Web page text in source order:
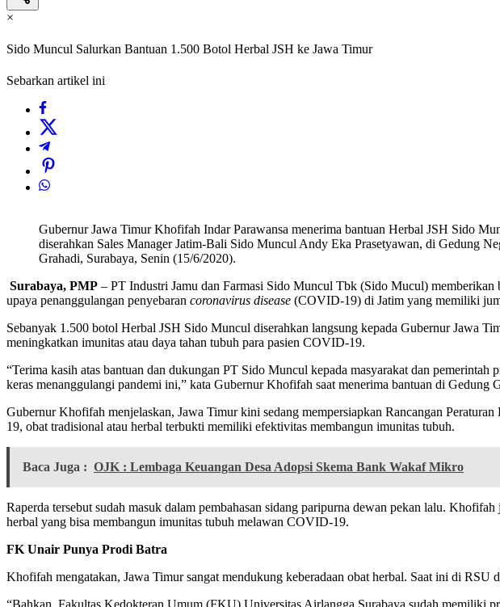
×
Sido Muncul Salurkan Bantuan 1.500 Botol Herbal JSH ke Jawa Timur
Sebarkan artikel ini
Gubernur Jawa Timur Khofifah Indar Parawansa menerima bantuan Herbal JSH Sido
diserahkan Sales Manager Jatim-Bali Sido Muncul Andy Eka Prasetyawan, di Gedung
Grahadi, Surabaya, Senin (15/6/2020).
Surabaya, PMP – PT Industri Jamu dan Farmasi Sido Muncul Tbk (Sido Mucul) memberikan
upaya penanggulangan penyebaran coronavirus disease (COVID-19) di Jatim yang memiliki
Sebanyak 1.500 botol Herbal JSH Sido Muncul diserahkan langsung kepada Gubernur Jawa
meningkatkan imunitas atau daya tahan tubuh para pasien COVID-19.
“Terima kasih atas bantuan dan dukungan PT Sido Muncul kepada masyarakat dan
keras menanggulangi pandemi ini,” kata Gubernur Khofifah saat menerima bantuan di Gedung
Gubernur Khofifah menjelaskan, Jawa Timur kini sedang mempersiapkan Rancangan
19, obat tradisional atau herbal terbukti memiliki efektivitas membangun imunitas tubuh.
Baca Juga : OJK : Lembaga Keuangan Desa Adopsi Skema Bank Wakaf Mikro
Raperda tersebut sudah masuk dalam pembahasan sidang paripurna dewan pekan lalu.
herbal yang bisa membangun imunitas tubuh melawan COVID-19.
FK Unair Punya Prodi Batra
Khofifah mengatakan, Jawa Timur sangat mendukung keberadaan obat herbal. Saat ini di RSU